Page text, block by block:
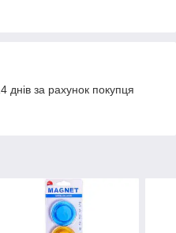
за рахунок покупця